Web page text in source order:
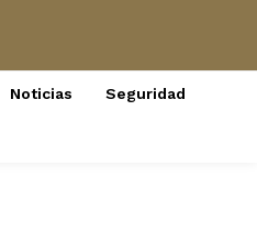
Noticias Seguridad